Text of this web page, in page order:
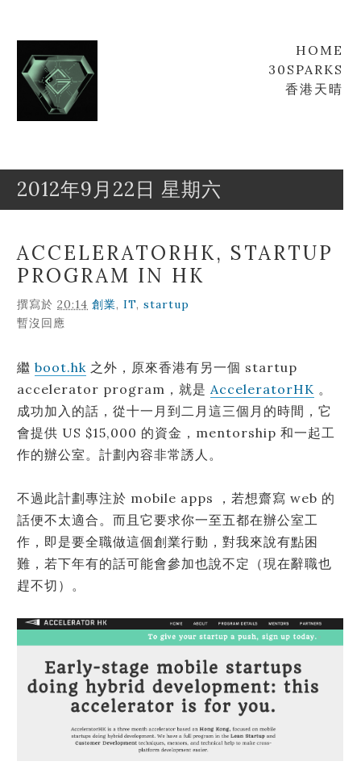
Goofyz
HOME
30SPARKS
香港天晴
2012年9月22日 星期六
ACCELERATORHK, STARTUP
PROGRAM IN HK
撰寫於20:14 創業,IT,startup
暫沒回應
繼boot.hk 之外，原來香港有另一個 startup
accelerator program，就是AcceleratorHK 。
成功加入的話，從十一月到二月這三個月的時間，它
會提供 US $15,000 的資金，mentorship 和一起工
作的辦公室。計劃內容非常誘人。
不過此計劃專注於 mobile apps ，若想齋寫 web 的
話便不太適合。而且它要求你一至五都在辦公室工
作，即是要全職做這個創業行動，對我來說有點困
難，若下年有的話可能會參加也說不定（現在辭職也
趕不切）。